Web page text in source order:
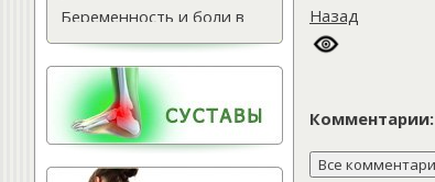
Беременность и боли в
Мази для спины
Массаж водителю
Самомассаж при
остеохондрозе
Поясничная грыжа
Назад
Комментарии: